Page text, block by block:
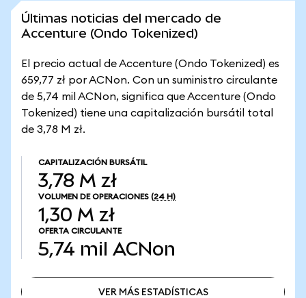
Últimas noticias del mercado de
Accenture (Ondo Tokenized)
El precio actual de Accenture (Ondo Tokenized) es
659,77 zł por ACNon. Con un suministro circulante
de 5,74 mil ACNon, significa que Accenture (Ondo
Tokenized) tiene una capitalización bursátil total
de 3,78 M zł.
CAPITALIZACIÓN BURSÁTIL
3,78 M zł
VOLUMEN DE OPERACIONES (24 H)
1,30 M zł
OFERTA CIRCULANTE
5,74 mil ACNon
VER MÁS ESTADÍSTICAS